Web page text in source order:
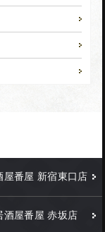
屋番屋 新宿東口店
酒屋番屋 赤坂店